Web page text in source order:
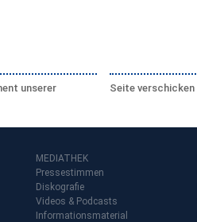
unserer
Seite verschicken
MEDIATHEK
Pressestimmen
Diskografie
Videos & Podcasts
Informationsmaterial